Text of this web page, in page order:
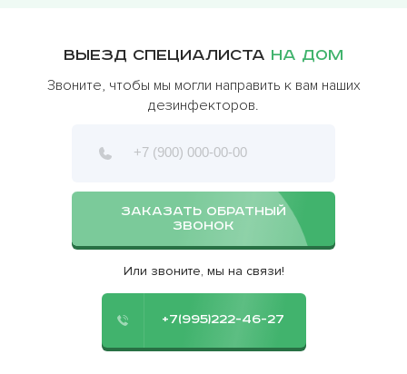
Выезд специалиста на дом
Звоните, чтобы мы могли направить к вам наших
дезинфекторов.
ЗАКАЗАТЬ ОБРАТНЫЙ
ЗВОНОК
Или звоните, мы на связи!
+7(995)222-46-27